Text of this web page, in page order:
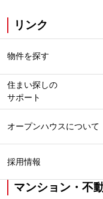
リンク
物件を探す
住まい探しの
サポート
オープンハウスについて
採用情報
マンション・不